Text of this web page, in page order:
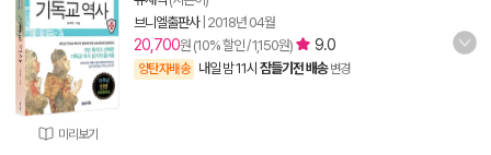
미리보기
브니엘출판사| 2018년 04월
20,700원 (10% 할인 / 1,150원) 9.0
양탄자배송 내일 밤 11시 잠들기전 배송 변경